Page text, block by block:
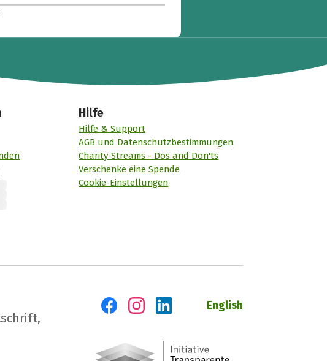
Hilfe
Hilfe & Support
AGB und Datenschutzbestimmungen
Charity-Streams - Dos and Don'ts
Verschenke eine Spende
Cookie-Einstellungen
English